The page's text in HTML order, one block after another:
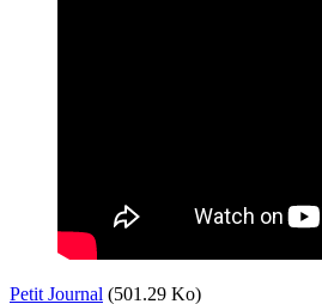
Petit Journal (501.29 Ko)